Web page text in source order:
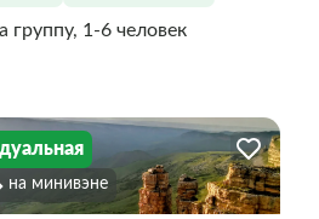
группу, 1-6 человек
На минивэне